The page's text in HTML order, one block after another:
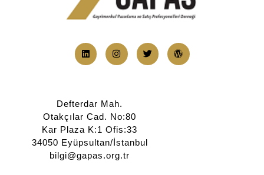
Defterdar Mah.
Otakçılar Cad. No:80
Kar Plaza K:1 Ofis:33
34050 Eyüpsultan/İstanbul
bilgi@gapas.org.tr